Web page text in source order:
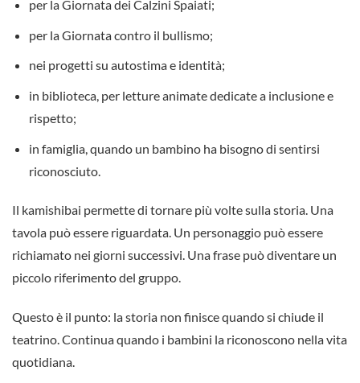
per la Giornata dei Calzini Spaiati;
per la Giornata contro il bullismo;
nei progetti su autostima e identità;
in biblioteca, per letture animate dedicate a inclusione e
rispetto;
in famiglia, quando un bambino ha bisogno di sentirsi
riconosciuto.
Il kamishibai permette di tornare più volte sulla storia. Una
tavola può essere riguardata. Un personaggio può essere
richiamato nei giorni successivi. Una frase può diventare un
piccolo riferimento del gruppo.
Questo è il punto: la storia non finisce quando si chiude il
teatrino. Continua quando i bambini la riconoscono nella vita
quotidiana.